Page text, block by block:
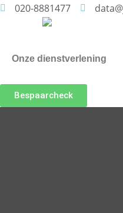
020-8881477
Onze dienstverlening
Bespaarcheck